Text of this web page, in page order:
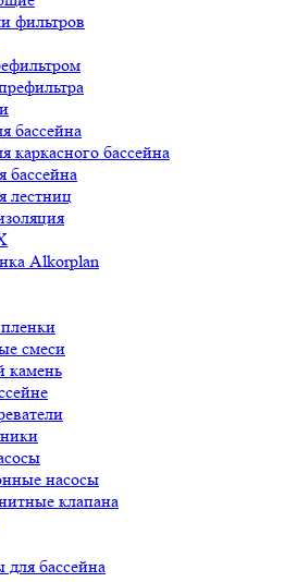
фильтров
бассейна
каркасного бассейна
бассейна
лестниц
Alkorplan
смеси
камень
насосы
клапана
бассейна